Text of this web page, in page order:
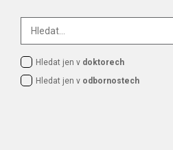
Hledat jen v doktorech
Hledat jen v odbornostech